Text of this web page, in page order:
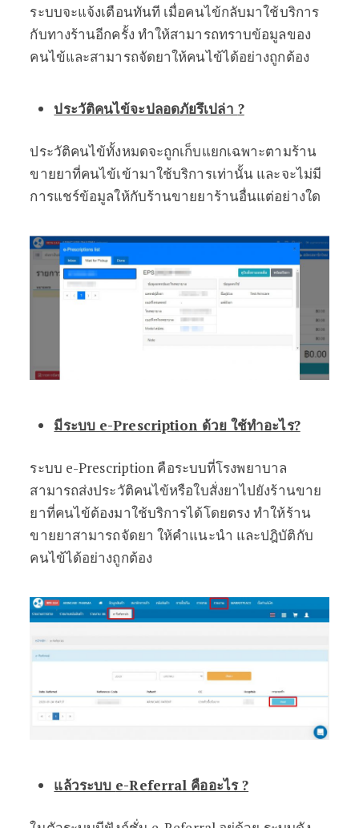
ระบบจะแจ้งเตือนทันที เมื่อคนไข้กลับมาใช้บริการ
กับทางร้านอีกครั้ง ทำให้สามารถทราบข้อมูลของ
คนไข้และสามารถจัดยาให้คนไข้ได้อย่างถูกต้อง
ประวัติคนไข้จะปลอดภัยรึเปล่า ?
ประวัติคนไข้ทั้งหมดจะถูกเก็บแยกเฉพาะตามร้าน
ขายยาที่คนไข้เข้ามาใช้บริการเท่านั้น และจะไม่มี
การแชร์ข้อมูลให้กับร้านขายยาร้านอื่นแต่อย่างใด
มีระบบ e-Prescription ด้วย ใช้ทำอะไร?
ระบบ e-Prescription คือระบบที่โรงพยาบาล
สามารถส่งประวัติคนไข้หรือใบสั่งยาไปยังร้านขาย
ยาที่คนไข้ต้องมาใช้บริการได้โดยตรง ทำให้ร้าน
ขายยาสามารถจัดยา ให้คำแนะนำ และปฎิบัติกับ
คนไข้ได้อย่างถูกต้อง
แล้วระบบ e-Referral คืออะไร ?